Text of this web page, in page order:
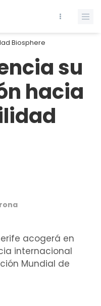
Biosphere
su
hacia
acogerá en
internacional
Mundial de